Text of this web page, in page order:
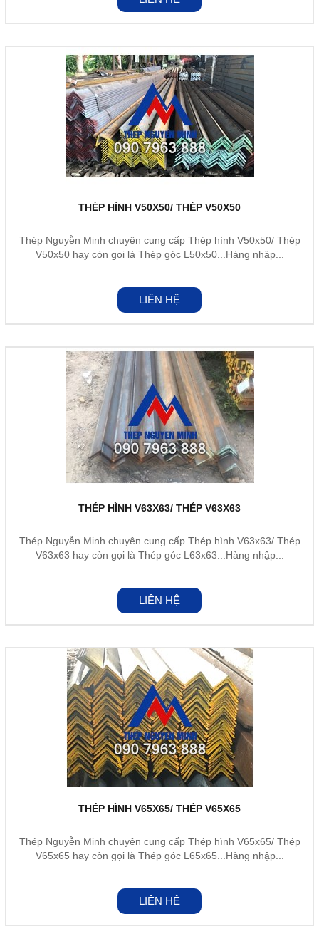
THÉP HÌNH V50X50/ THÉP V50X50
Thép Nguyễn Minh chuyên cung cấp Thép hình V50x50/ Thép
V50x50 hay còn gọi là Thép góc L50x50...Hàng nhập...
LIÊN HỆ
THÉP HÌNH V63X63/ THÉP V63X63
Thép Nguyễn Minh chuyên cung cấp Thép hình V63x63/ Thép
V63x63 hay còn gọi là Thép góc L63x63...Hàng nhập...
LIÊN HỆ
THÉP HÌNH V65X65/ THÉP V65X65
Thép Nguyễn Minh chuyên cung cấp Thép hình V65x65/ Thép
V65x65 hay còn gọi là Thép góc L65x65...Hàng nhập...
LIÊN HỆ